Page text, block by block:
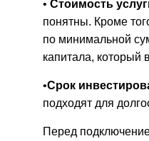
• Стоимость
понятны. Кроме
по минимальной
капитала, который
•Срок
подходят для
Перед